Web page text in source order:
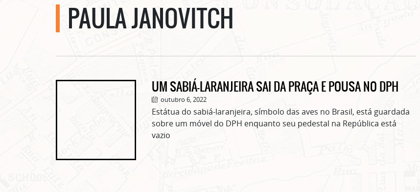
PAULA JANOVITCH
UM SABIÁ-LARANJEIRA SAI DA PRAÇA E POUSA NO DPH
outubro 6, 2022
Estátua do sabiá-laranjeira, símbolo das aves no Brasil, está guardada
sobre um móvel do DPH enquanto seu pedestal na República está
vazio